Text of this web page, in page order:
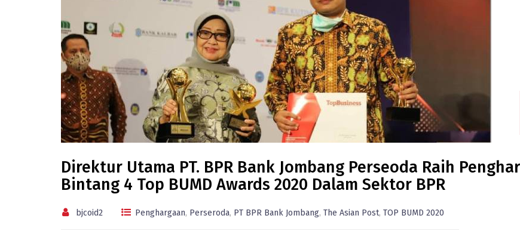
Direktur Utama PT. BPR Bank Jombang Perseoda Raih
Bintang 4 Top BUMD Awards 2020 Dalam Sektor BPR
bjcoid2 Penghargaan, Perseroda, PT BPR Bank Jombang, The Asian Post, TOP BUMD 2020